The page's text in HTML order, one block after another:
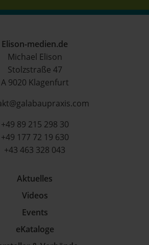
Elison-medien.de
Michael Elison
Stolzstraße 47
A 9020 Klagenfurt
+49 89 215 298 30
+49 177 72 19 630
+43 463 328 043
Aktuelles
Videos
Events
eKataloge